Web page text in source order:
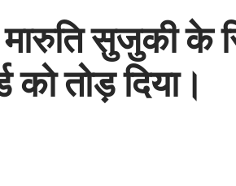
सुजुकी के
को तोड़ दिया।